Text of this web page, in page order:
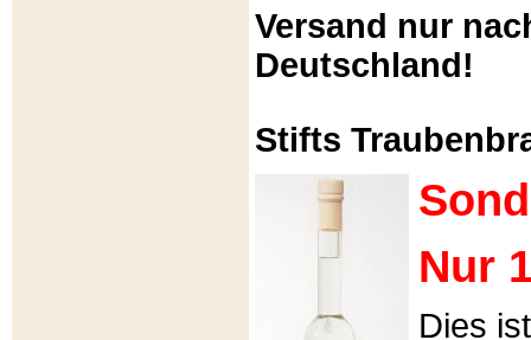
Versand nur
Deutschland!
Stifts
Nur
Dies